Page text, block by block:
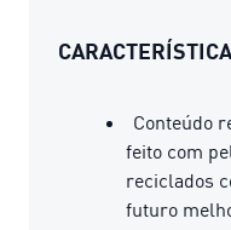
Conteúdo
feito com
reciclados
futuro